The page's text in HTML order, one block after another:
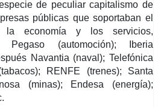
de peculiar capitalismo de
públicas que soportaban el
la economía y los servicios,
(automoción); Iberia
Navantia (naval); Telefónica
RENFE (trenes); Santa
(minas); Endesa (energía);